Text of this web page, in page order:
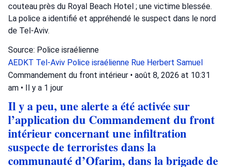
couteau près du Royal Beach Hotel ; une victime blessée.
La police a identifié et appréhendé le suspect dans le nord
de Tel-Aviv.
Source: Police israélienne
AEDKT Tel-Aviv Police israélienne Rue Herbert Samuel
Commandement du front intérieur • août 8, 2026 at 10:31
am • Il y a 1 jour
Il y a peu, une alerte a été activée sur
l’application du Commandement du front
intérieur concernant une infiltration
suspecte de terroristes dans la
communauté d’Ofarim, dans la brigade de